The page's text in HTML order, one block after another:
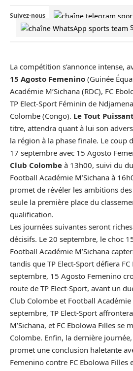
Suivez-nous
La compétition s’annonce intense,
15 Agosto Femenino (Guinée
Académie M’Sichana (RDC), FC
TP Elect-Sport Féminin de
Colombe (Congo). Le Tout
titre, attendra quant à lui son
la région à la phase finale. Le coup
17 septembre avec 15 Agosto
Club Colombe à 13h00, suivi du
Football Académie M’Sichana à
promet de révéler les ambitions
seule la première place du
qualification.
Les journées suivantes seront
décisifs. Le 20 septembre, le choc
Football Académie M’Sichana
tandis que TP Elect-Sport défiera
septembre, 15 Agosto Femenino
route de TP Elect-Sport, avant un
Club Colombe et Football Académie
septembre, TP Elect-Sport
M’Sichana, et FC Ebolowa Filles se
Colombe. Enfin, la dernière
promet une conclusion haletante
Femenino contre FC Ebolowa Filles